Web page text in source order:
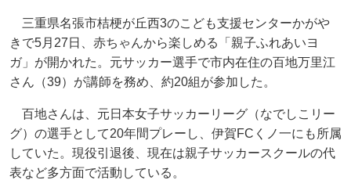
三重県名張市桔梗が丘西3のこども支援センターかがや
きで5月27日、赤ちゃんから楽しめる「親子ふれあいヨ
ガ」が開かれた。元サッカー選手で市内在住の百地万里江
さん（39）が講師を務め、約20組が参加した。
百地さんは、元日本女子サッカーリーグ（なでしこリー
グ）の選手として20年間プレーし、伊賀FCくノ一にも所属
していた。現役引退後、現在は親子サッカースクールの代
表など多方面で活動している。